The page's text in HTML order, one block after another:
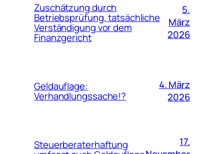
Zuschätzung durch
Betriebsprüfung, tatsächliche
Verständigung vor dem
Finanzgericht
5.
März
2026
Geldauflage:
Verhandlungssache!?
4. März
2026
Steuerberaterhaftung
17.